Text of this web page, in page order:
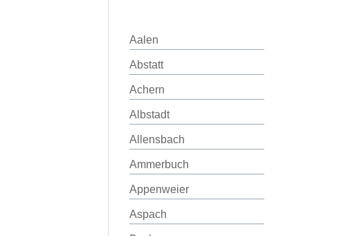
Aalen
Abstatt
Achern
Albstadt
Allensbach
Ammerbuch
Appenweier
Aspach